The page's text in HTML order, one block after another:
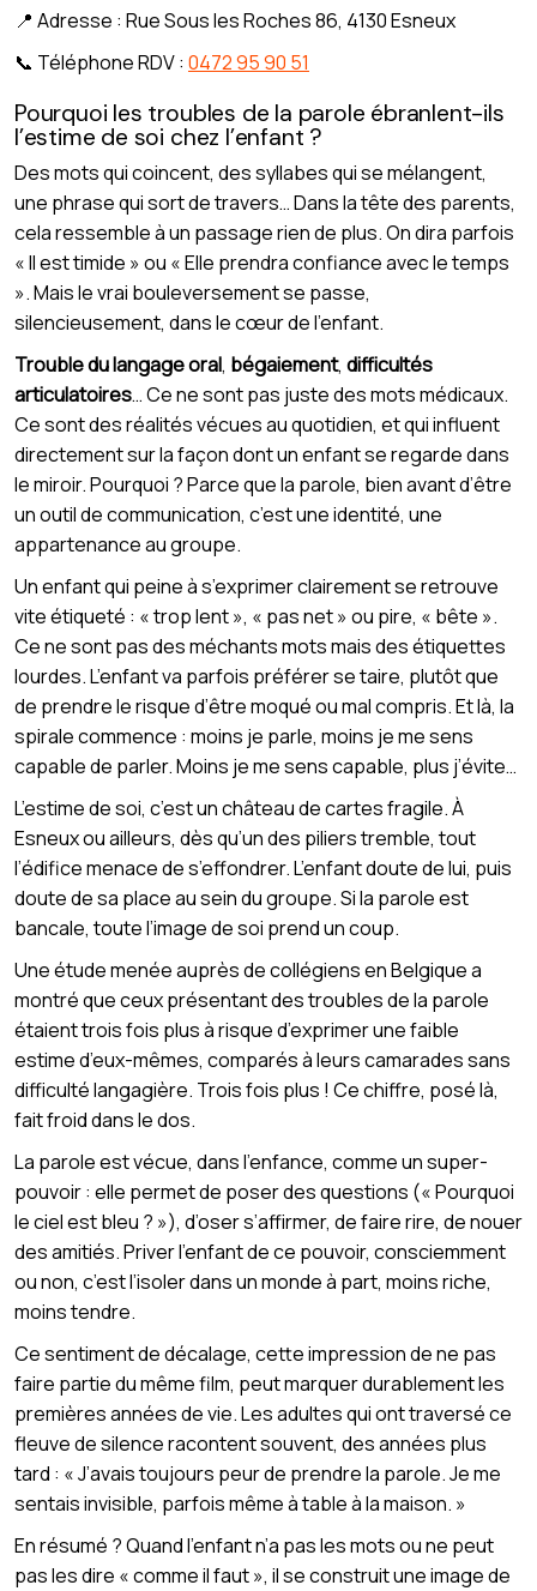
📍 Adresse : Rue Sous les Roches 86, 4130 Esneux
📞 Téléphone RDV : 0472 95 90 51
Pourquoi les troubles de la parole ébranlent-ils
l’estime de soi chez l’enfant ?
Des mots qui coincent, des syllabes qui se mélangent,
une phrase qui sort de travers… Dans la tête des parents,
cela ressemble à un passage rien de plus. On dira parfois
« Il est timide » ou « Elle prendra confiance avec le temps
». Mais le vrai bouleversement se passe,
silencieusement, dans le cœur de l’enfant.
Trouble du langage oral, bégaiement, difficultés
articulatoires… Ce ne sont pas juste des mots médicaux.
Ce sont des réalités vécues au quotidien, et qui influent
directement sur la façon dont un enfant se regarde dans
le miroir. Pourquoi ? Parce que la parole, bien avant d’être
un outil de communication, c’est une identité, une
appartenance au groupe.
Un enfant qui peine à s’exprimer clairement se retrouve
vite étiqueté : « trop lent », « pas net » ou pire, « bête ».
Ce ne sont pas des méchants mots mais des étiquettes
lourdes. L’enfant va parfois préférer se taire, plutôt que
de prendre le risque d’être moqué ou mal compris. Et là, la
spirale commence : moins je parle, moins je me sens
capable de parler. Moins je me sens capable, plus j’évite…
L’estime de soi, c’est un château de cartes fragile. À
Esneux ou ailleurs, dès qu’un des piliers tremble, tout
l’édifice menace de s’effondrer. L’enfant doute de lui, puis
doute de sa place au sein du groupe. Si la parole est
bancale, toute l’image de soi prend un coup.
Une étude menée auprès de collégiens en Belgique a
montré que ceux présentant des troubles de la parole
étaient trois fois plus à risque d’exprimer une faible
estime d’eux-mêmes, comparés à leurs camarades sans
difficulté langagière. Trois fois plus ! Ce chiffre, posé là,
fait froid dans le dos.
La parole est vécue, dans l’enfance, comme un super-
pouvoir : elle permet de poser des questions (« Pourquoi
le ciel est bleu ? »), d’oser s’affirmer, de faire rire, de nouer
des amitiés. Priver l’enfant de ce pouvoir, consciemment
ou non, c’est l’isoler dans un monde à part, moins riche,
moins tendre.
Ce sentiment de décalage, cette impression de ne pas
faire partie du même film, peut marquer durablement les
premières années de vie. Les adultes qui ont traversé ce
fleuve de silence racontent souvent, des années plus
tard : « J’avais toujours peur de prendre la parole. Je me
sentais invisible, parfois même à table à la maison. »
En résumé ? Quand l’enfant n’a pas les mots ou ne peut
pas les dire « comme il faut », il se construit une image de